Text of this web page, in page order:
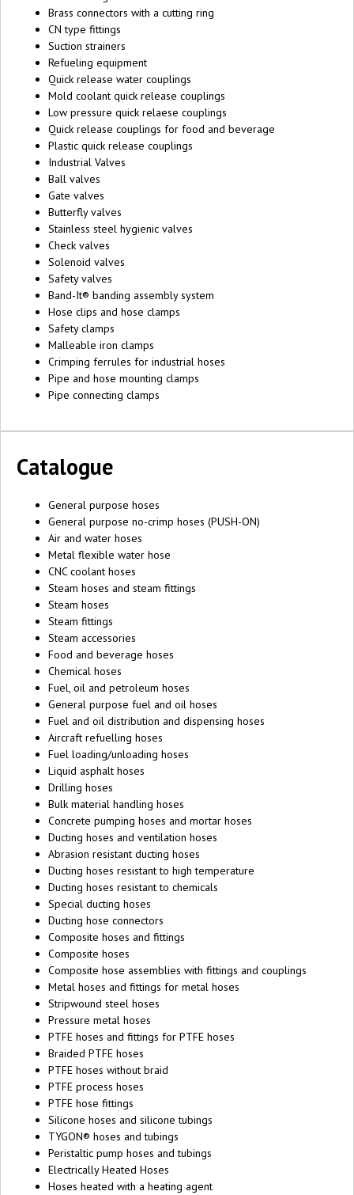
Brass connectors with a cutting ring
CN type fittings
Suction strainers
Refueling equipment
Quick release water couplings
Mold coolant quick release couplings
Low pressure quick relaese couplings
Quick release couplings for food and beverage
Plastic quick release couplings
Industrial Valves
Ball valves
Gate valves
Butterfly valves
Stainless steel hygienic valves
Check valves
Solenoid valves
Safety valves
Band-It® banding assembly system
Hose clips and hose clamps
Safety clamps
Malleable iron clamps
Crimping ferrules for industrial hoses
Pipe and hose mounting clamps
Pipe connecting clamps
Catalogue
General purpose hoses
General purpose no-crimp hoses (PUSH-ON)
Air and water hoses
Metal flexible water hose
CNC coolant hoses
Steam hoses and steam fittings
Steam hoses
Steam fittings
Steam accessories
Food and beverage hoses
Chemical hoses
Fuel, oil and petroleum hoses
General purpose fuel and oil hoses
Fuel and oil distribution and dispensing hoses
Aircraft refuelling hoses
Fuel loading/unloading hoses
Liquid asphalt hoses
Drilling hoses
Bulk material handling hoses
Concrete pumping hoses and mortar hoses
Ducting hoses and ventilation hoses
Abrasion resistant ducting hoses
Ducting hoses resistant to high temperature
Ducting hoses resistant to chemicals
Special ducting hoses
Ducting hose connectors
Composite hoses and fittings
Composite hoses
Composite hose assemblies with fittings and couplings
Metal hoses and fittings for metal hoses
Stripwound steel hoses
Pressure metal hoses
PTFE hoses and fittings for PTFE hoses
Braided PTFE hoses
PTFE hoses without braid
PTFE process hoses
PTFE hose fittings
Silicone hoses and silicone tubings
TYGON® hoses and tubings
Peristaltic pump hoses and tubings
Electrically Heated Hoses
Hoses heated with a heating agent